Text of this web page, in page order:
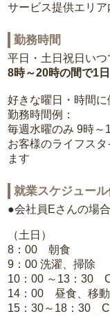
サービス提供エリア
勤務時間
平日・土日祝日いつ
8時～20時の間で1
好きな曜日・時間に
勤務時間例：
毎週水曜のみ 9時～
お客様のライフス
ます
就業スケジュール
●会社員Eさんの場合
（土日）
8：00 朝食
9：00 洗濯、掃除
10：00 ～13：30
14：00 昼食、移動
15：30～18：30